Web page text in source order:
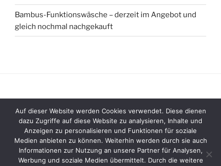
Bambus-Funktionswäsche – derzeit im Angebot und
gleich nochmal nachgekauft
Impressum
Datenschutzerklärung
Auf dieser Website werden Cookies verwendet. Diese dienen
dazu Zugriffe auf diese Website zu analysieren, Inhalte und
Anzeigen zu personalisieren und Funktionen für soziale
Medien anbieten zu können. Weiterhin werden durch sie auch
Informationen zur Nutzung an unsere Partner für Analysen,
Werbung und soziale Medien übermittelt. Durch die weitere